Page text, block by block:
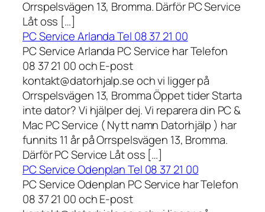
Orrspelsvägen 13, Bromma. Därför PC Service
Låt oss […]
PC Service Arlanda Tel 08 37 21 00
PC Service Arlanda PC Service har Telefon
08 37 21 00 och E-post
kontakt@datorhjalp.se och vi ligger på
Orrspelsvägen 13, Bromma Öppet tider Starta
inte dator? Vi hjälper dej. Vi reparera din PC &
Mac PC Service ( Nytt namn Datorhjälp ) har
funnits 11 år på Orrspelsvägen 13, Bromma.
Därför PC Service Låt oss […]
PC Service Odenplan Tel 08 37 21 00
PC Service Odenplan PC Service har Telefon
08 37 21 00 och E-post